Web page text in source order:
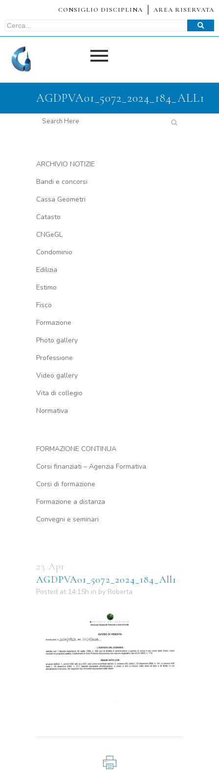
CONSIGLIO DISCIPLINA AREA RISERVATA
AGDPVA01_5072_2024_184_ALL1
ARCHIVIO NOTIZIE
Bandi e concorsi
Cassa Geometri
Catasto
CNGeGL
Condominio
Edilizia
Estimo
Fisco
Formazione
Photo gallery
Professione
Video gallery
Vita di collegio
Normativa
FORMAZIONE CONTINUA
Corsi finanziati – Agenzia Formativa
Corsi di formazione
Formazione a distanza
Convegni e seminari
23 Apr
AGDPVA01_5072_2024_184_All1
Posted at 14:15h in by Roberta